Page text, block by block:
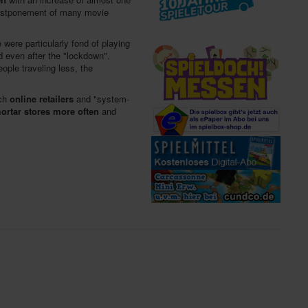
of many movie
were particularly fond of playing
even after the "lockdown".
traveling less, the
online retailers and "system-
stores more often and